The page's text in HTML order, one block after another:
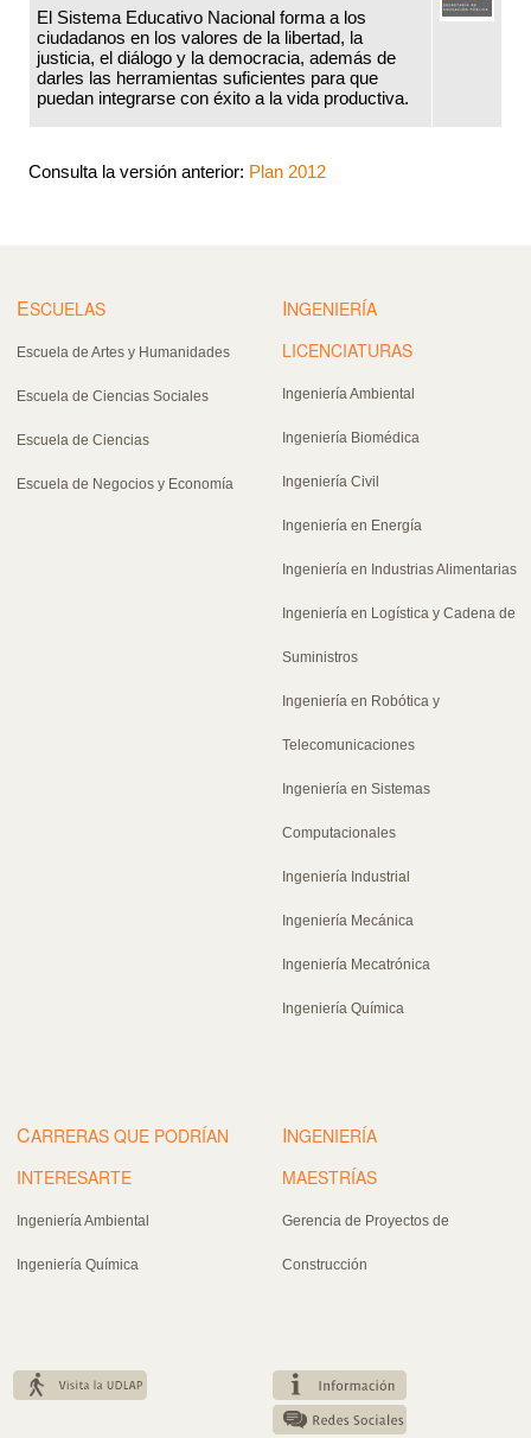
El Sistema Educativo Nacional forma a los
ciudadanos en los valores de la libertad, la
justicia, el diálogo y la democracia, además de
darles las herramientas suficientes para que
puedan integrarse con éxito a la vida productiva.
Consulta la versión anterior: Plan 2012
ESCUELAS
Escuela de Artes y Humanidades
Escuela de Ciencias Sociales
Escuela de Ciencias
Escuela de Negocios y Economía
INGENIERÍA
LICENCIATURAS
Ingeniería Ambiental
Ingeniería Biomédica
Ingeniería Civil
Ingeniería en Energía
Ingeniería en Industrias Alimentarias
Ingeniería en Logística y Cadena de
Suministros
Ingeniería en Robótica y
Telecomunicaciones
Ingeniería en Sistemas
Computacionales
Ingeniería Industrial
Ingeniería Mecánica
Ingeniería Mecatrónica
Ingeniería Química
CARRERAS QUE PODRÍAN
INTERESARTE
Ingeniería Ambiental
Ingeniería Química
INGENIERÍA
MAESTRÍAS
Gerencia de Proyectos de
Construcción